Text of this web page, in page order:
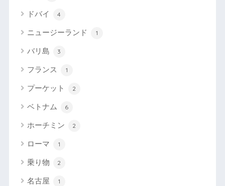
ドバイ 4
ニュージーランド 1
バリ島 3
フランス 1
プーケット 2
ベトナム 6
ホーチミン 2
ローマ 1
乗り物 2
名古屋 1